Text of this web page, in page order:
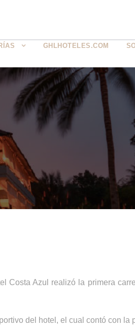
GHLHOTELES.COM
Costa Azul realizó la primera
del hotel, el cual contó con la